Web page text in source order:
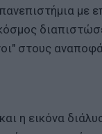
με
στους
η εικόνα